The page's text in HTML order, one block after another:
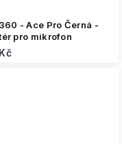
- Ace Pro Černá -
pro mikrofon